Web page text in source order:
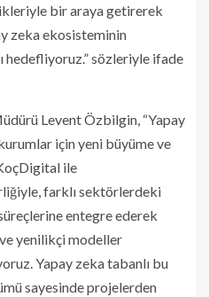
bir araya getirerek
zeka ekosisteminin
hedefliyoruz.” sözleriyle ifade
Levent Özbilgin, “Yapay
için yeni büyüme ve
ile
farklı sektörlerdeki
entegre ederek
yenilikçi modeller
Yapay zeka tabanlı bu
sayesinde projelerden